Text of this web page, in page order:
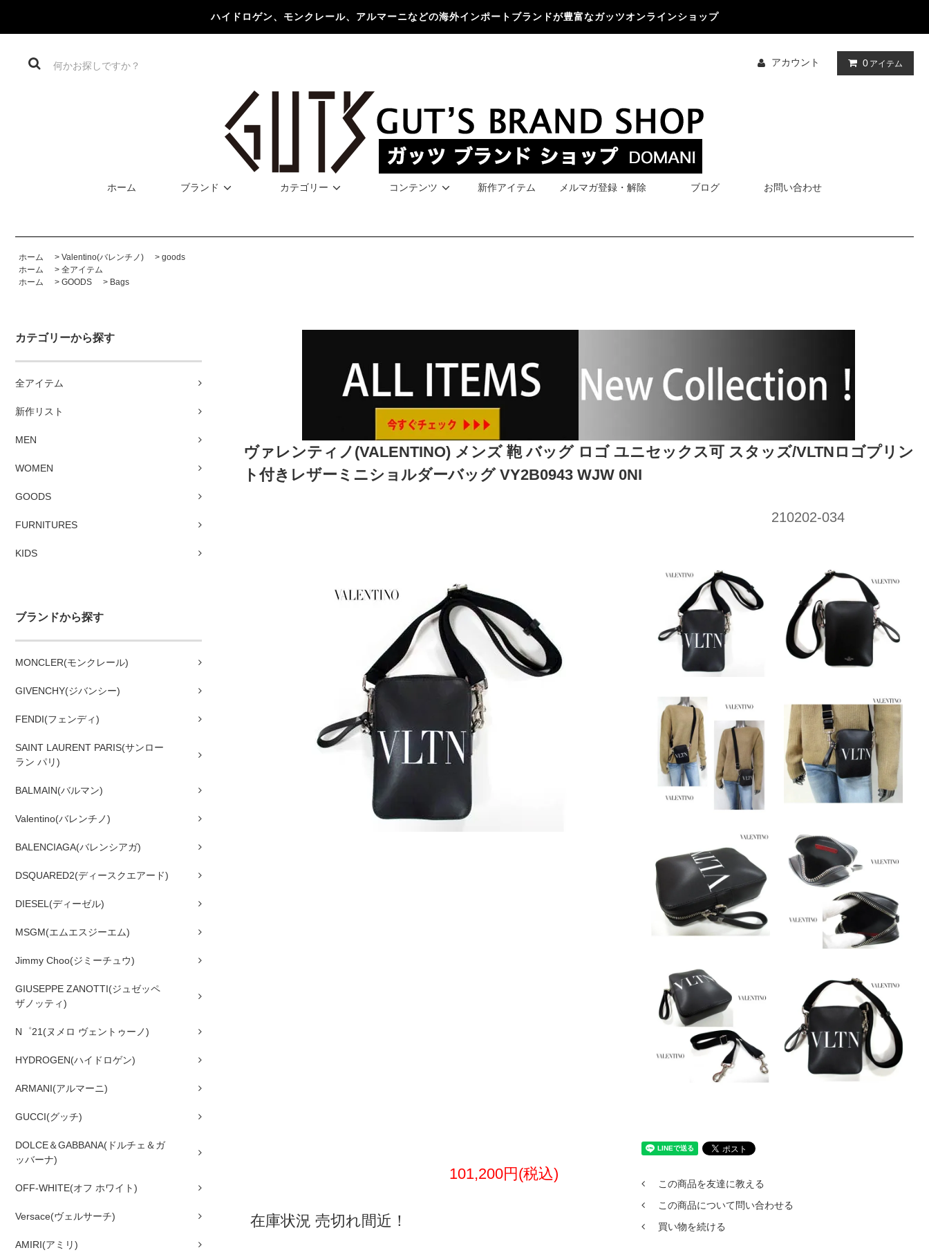
ハイドロゲン、モンクレール、アルマーニなどの海外インポートブランドが豊富なガッツオンラインショップ
アカウント 0 アイテム
ホーム ブランド カテゴリー コンテンツ 新作アイテム メルマガ登録・解除 ブログ お問い合わせ
ホーム > Valentino(バレンチノ) > goods
ホーム
> 全アイテム
ホーム
> GOODS > Bags
カテゴリーから探す
全アイテム
新作リスト
MEN
WOMEN
GOODS
FURNITURES
KIDS
ブランドから探す
MONCLER(モンクレール)
GIVENCHY(ジバンシー)
FENDI(フェンディ)
SAINT LAURENT PARIS(サンロー
ラン パリ)
BALMAIN(バルマン)
Valentino(バレンチノ)
BALENCIAGA(バレンシアガ)
DSQUARED2(ディースクエアード)
DIESEL(ディーゼル)
MSGM(エムエスジーエム)
Jimmy Choo(ジミーチュウ)
GIUSEPPE ZANOTTI(ジュゼッペ
ザノッティ)
N゜21(ヌメロ ヴェントゥーノ)
HYDROGEN(ハイドロゲン)
ARMANI(アルマーニ)
GUCCI(グッチ)
DOLCE＆GABBANA(ドルチェ＆ガ
ッバーナ)
OFF-WHITE(オフ ホワイト)
Versace(ヴェルサーチ)
AMIRI(アミリ)
ヴァレンティノ(VALENTINO) メンズ 鞄 バッグ ロゴ ユニセックス可 スタッズ/VLTNロゴプリン
ト付きレザーミニショルダーバッグ VY2B0943 WJW 0NI
210202-034
101,200円(税込)
在庫状況 売切れ間近！
この商品を友達に教える
この商品について問い合わせる
買い物を続ける